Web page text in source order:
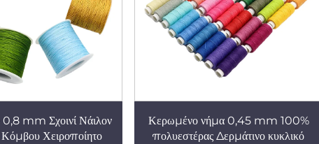
mm Σχοινί Νάιλον
Κόμβου Χειροποίητο
Κερωμένο νήμα 0,45 mm 100%
πολυεστέρας Δερμάτινο κυκλικό